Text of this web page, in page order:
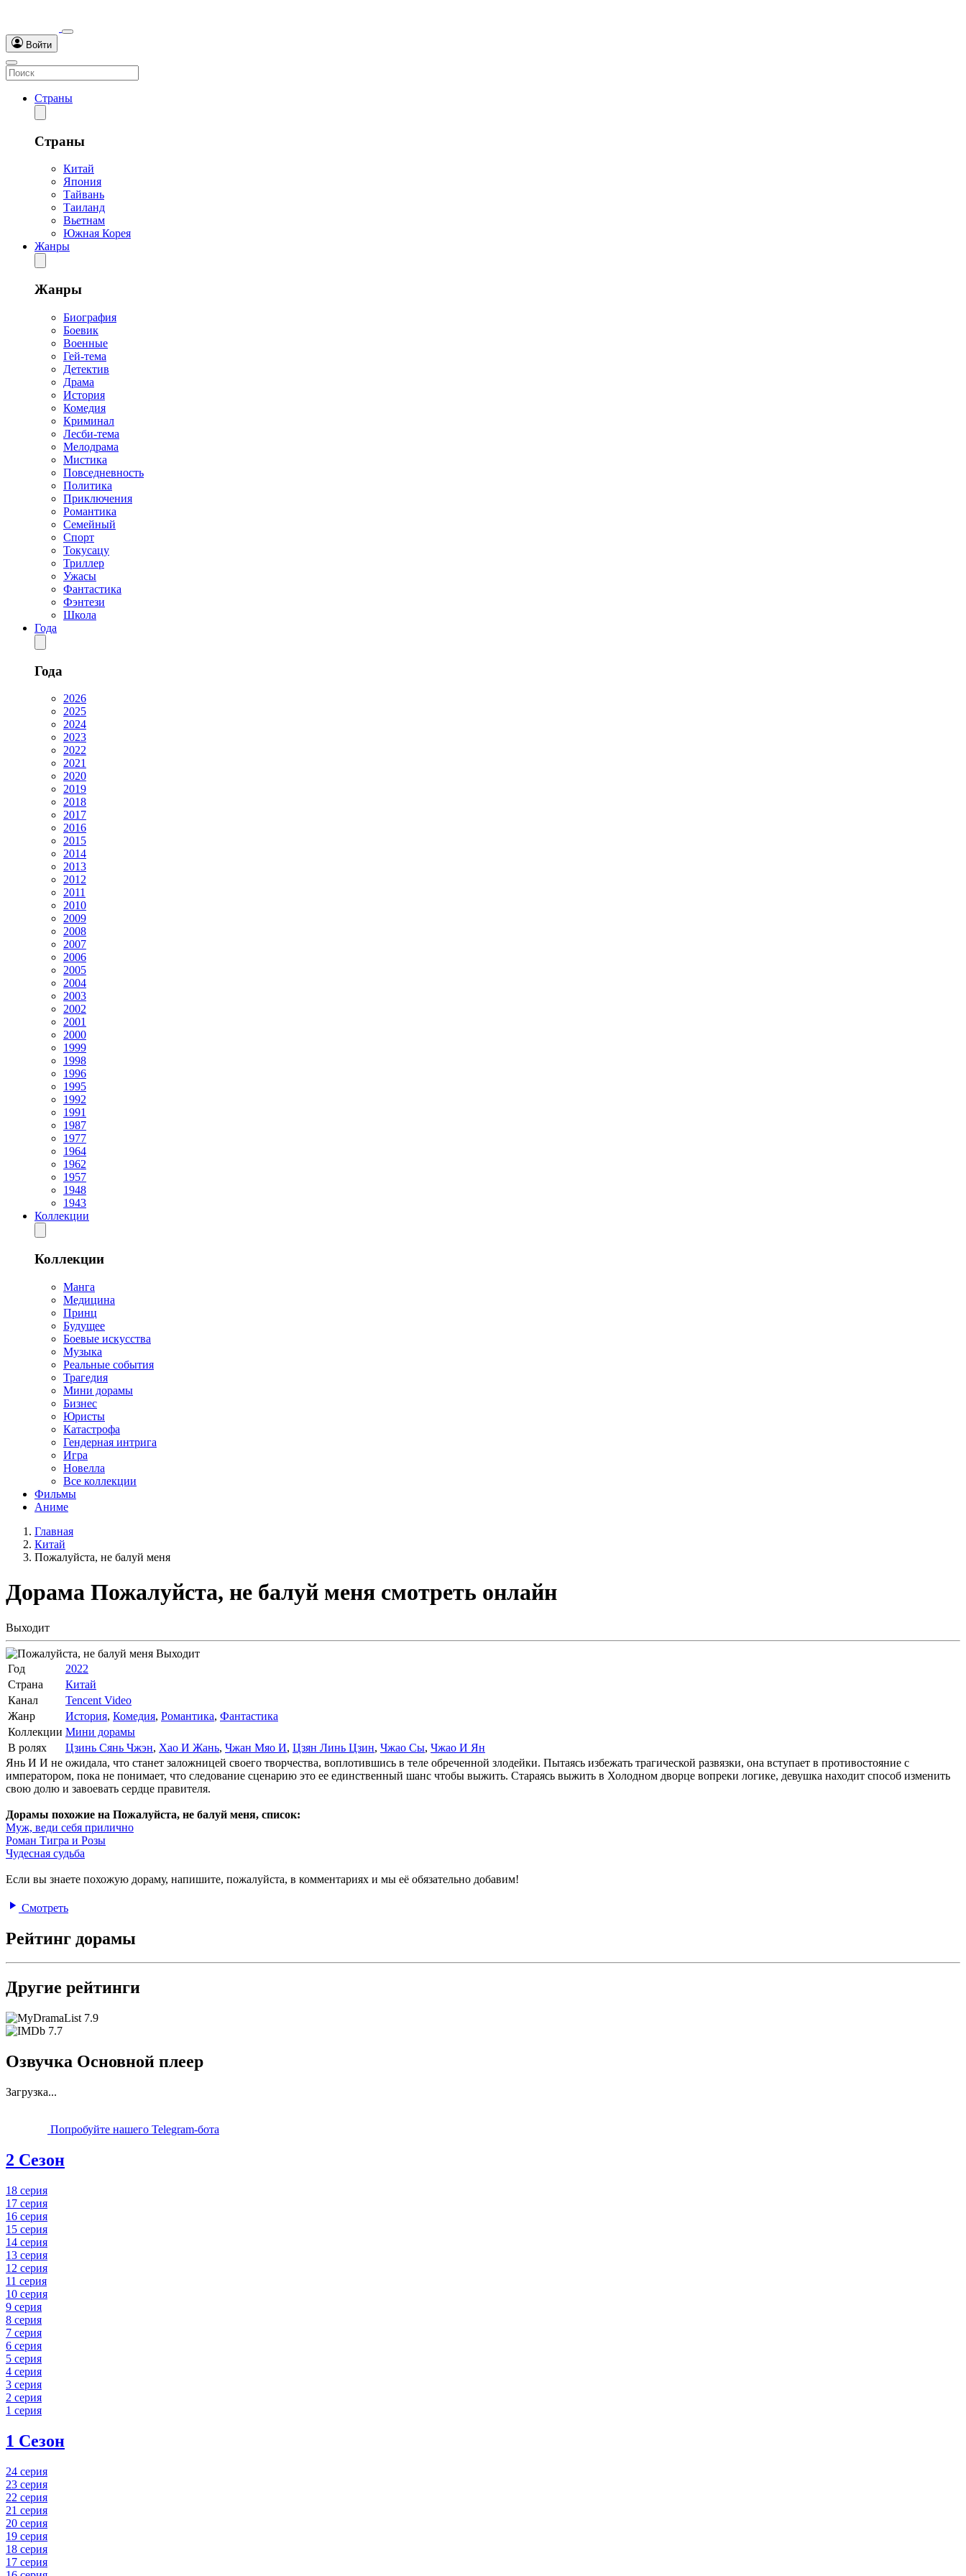
Войти
Страны
Страны
Китай
Япония
Тайвань
Таиланд
Вьетнам
Южная Корея
Жанры
Жанры
Биография
Боевик
Военные
Гей-тема
Детектив
Драма
История
Комедия
Криминал
Лесби-тема
Мелодрама
Мистика
Повседневность
Политика
Приключения
Романтика
Семейный
Спорт
Токусацу
Триллер
Ужасы
Фантастика
Фэнтези
Школа
Года
Года
2026
2025
2024
2023
2022
2021
2020
2019
2018
2017
2016
2015
2014
2013
2012
2011
2010
2009
2008
2007
2006
2005
2004
2003
2002
2001
2000
1999
1998
1996
1995
1992
1991
1987
1977
1964
1962
1957
1948
1943
Коллекции
Коллекции
Манга
Медицина
Принц
Будущее
Боевые искусства
Музыка
Реальные события
Трагедия
Мини дорамы
Бизнес
Юристы
Катастрофа
Гендерная интрига
Игра
Новелла
Все коллекции
Фильмы
Аниме
Главная
Китай
Пожалуйста, не балуй меня
Дорама Пожалуйста, не балуй меня смотреть онлайн
Выходит
Выходит
Год
2022
Страна
Китай
Канал
Tencent Video
Жанр
История, Комедия, Романтика, Фантастика
Коллекции Мини дорамы
В ролях
Цзинь Сянь Чжэн, Хао И Жань, Чжан Мяо И, Цзян Линь Цзин, Чжао Сы, Чжао И Ян
Янь И И не ожидала, что станет заложницей своего творчества, воплотившись в теле обреченной злодейки. Пытаясь избежать трагической развязки, она вступает в противостояние с
императором, пока не понимает, что следование сценарию это ее единственный шанс чтобы выжить. Стараясь выжить в Холодном дворце вопреки логике, девушка находит способ изменить
свою долю и завоевать сердце правителя.
Дорамы похожие на Пожалуйста, не балуй меня, список:
Муж, веди себя прилично
Роман Тигра и Розы
Чудесная судьба
Если вы знаете похожую дораму, напишите, пожалуйста, в комментариях и мы её обязательно добавим!
Смотреть
Рейтинг дорамы
Другие рейтинги
7.9
7.7
Озвучка Основной плеер
Загрузка...
Попробуйте нашего Telegram-бота
2 Сезон
18 серия
17 серия
16 серия
15 серия
14 серия
13 серия
12 серия
11 серия
10 серия
9 серия
8 серия
7 серия
6 серия
5 серия
4 серия
3 серия
2 серия
1 серия
1 Сезон
24 серия
23 серия
22 серия
21 серия
20 серия
19 серия
18 серия
17 серия